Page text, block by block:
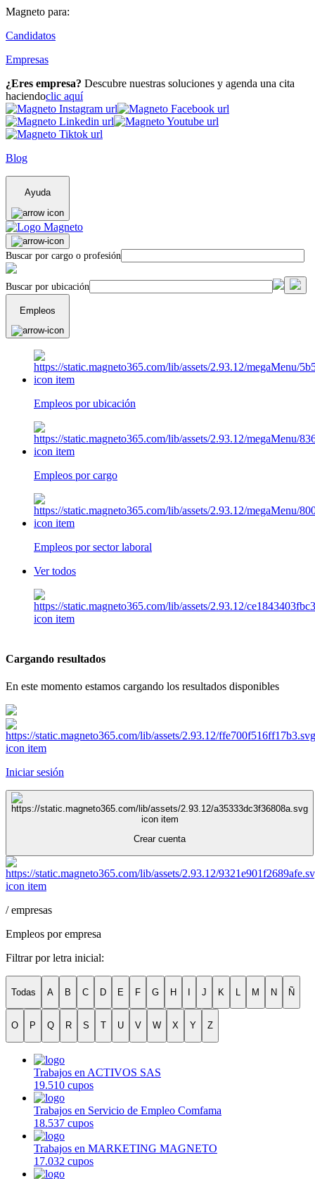
Magneto para:
Candidatos
Empresas
¿Eres empresa? Descubre nuestras soluciones y agenda una cita
haciendoclic aquí
Blog
Ayuda
Buscar por cargo o profesión
Buscar por ubicación
Empleos
Empleos por ubicación
Empleos por cargo
Empleos por sector laboral
Ver todos
Cargando resultados
En este momento estamos cargando los resultados disponibles
Iniciar sesión
Crear cuenta
/empresas
Empleos por empresa
Filtrar por letra inicial:
Todas A B C D E F G H J K M N Ñ
O P Q R S T U V W X Y Z
Trabajos en ACTIVOS SAS
19.510 cupos
Trabajos en Servicio de Empleo Comfama
18.537 cupos
Trabajos en MARKETING MAGNETO
17.032 cupos